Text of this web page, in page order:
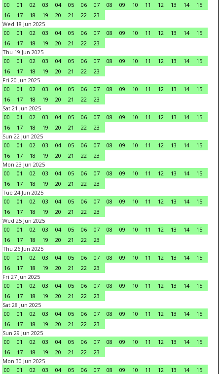
00
01 02 03 04 05 06 07 08 09 10 11 12 13 14
15
16
17 18 19 20 21 22
23
Wed 18 Jun 2025
00
01 02 03 04 05 06 07 08 09 10 11 12 13 14
15
16
17 18 19 20 21 22
23
Thu 19 Jun 2025
00
01 02 03 04 05 06 07 08 09 10 11 12 13 14
15
16
17 18 19 20 21 22
23
Fri 20 Jun 2025
00
01 02 03 04 05 06 07 08 09 10 11 12 13 14
15
16
17 18 19 20 21 22
23
Sat 21 Jun 2025
00
01 02 03 04 05 06 07 08 09 10 11 12 13 14
15
16
17 18 19 20 21 22
23
Sun 22 Jun 2025
00
01 02 03 04 05 06 07 08 09 10 11 12 13 14
15
16
17 18 19 20 21 22
23
Mon 23 Jun 2025
00
01 02 03 04 05 06 07 08 09 10 11 12 13 14
15
16
17 18 19 20 21 22
23
Tue 24 Jun 2025
00
01 02 03 04 05 06 07 08 09 10 11 12 13 14
15
16
17 18 19 20 21 22
23
Wed 25 Jun 2025
00
01 02 03 04 05 06 07 08 09 10 11 12 13 14
15
16
17 18 19 20 21 22
23
Thu 26 Jun 2025
00
01 02 03 04 05 06 07 08 09 10 11 12 13 14
15
16
17 18 19 20 21 22
23
Fri 27 Jun 2025
00
01 02 03 04 05 06 07 08 09 10 11 12 13 14
15
16
17 18 19 20 21 22
23
Sat 28 Jun 2025
00
01 02 03 04 05 06 07 08 09 10 11 12 13 14
15
16
17 18 19 20 21 22
23
Sun 29 Jun 2025
00
01 02 03 04 05 06 07 08 09 10 11 12 13 14
15
16
17 18 19 20 21 22
23
Mon 30 Jun 2025
00
01 02 03 04 05 06 07 08 09 10 11 12 13 14 15